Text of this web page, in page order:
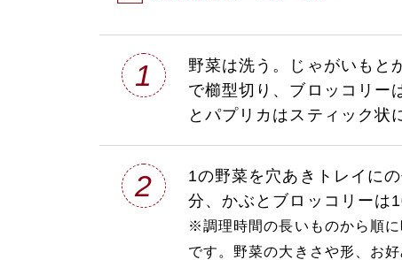
1
野菜は洗う。じゃがいもと
で櫛型切り、ブロッコリー
とパプリカはスティック状
2
1の野菜を穴あきトレイに
分、かぶとブロッコリーは
※調理時間の長いものから順
です。野菜の大きさや形、お